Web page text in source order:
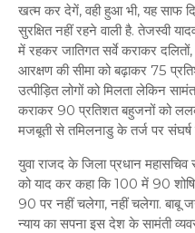
खत्म कर देगें, वही हुआ भी, यह साफ
सुरक्षित नहीं रहने वाली है. तेजस्वी
में रहकर जातिगत सर्वे कराकर
आरक्षण की सीमा को बढ़ाकर 75
उत्पीड़ित लोगों को मिलता लेकिन
कराकर 90 प्रतिशत बहुजनों को
मजबूती से तमिलनाडु के तर्ज पर
युवा राजद के जिला प्रधान
को याद कर कहा कि 100 में 90
90 पर नहीं चलेगा, नहीं चलेगा. बाबू
न्याय का सपना इस देश के सामंती